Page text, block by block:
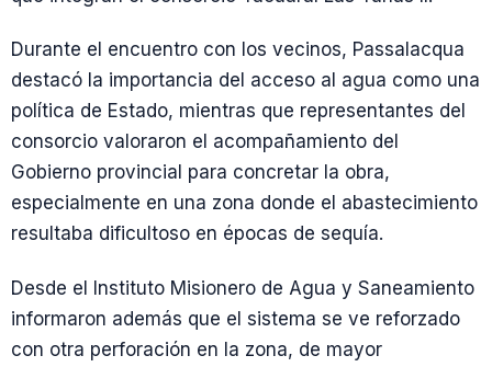
Durante el encuentro con los vecinos, Passalacqua
destacó la importancia del acceso al agua como una
política de Estado, mientras que representantes del
consorcio valoraron el acompañamiento del
Gobierno provincial para concretar la obra,
especialmente en una zona donde el abastecimiento
resultaba dificultoso en épocas de sequía.
Desde el Instituto Misionero de Agua y Saneamiento
informaron además que el sistema se ve reforzado
con otra perforación en la zona, de mayor